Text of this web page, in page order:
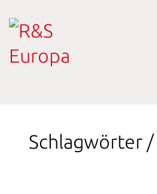
Schlagwörter /